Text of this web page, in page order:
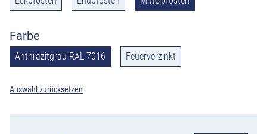
Farbe
Anthrazitgrau RAL 7016 Feuerverzinkt
Auswahl zurücksetzen